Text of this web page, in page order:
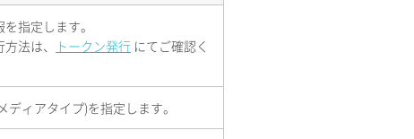
指定します。
法は、
トークン発行 にてご確認く
ディアタイプ)を指定します。